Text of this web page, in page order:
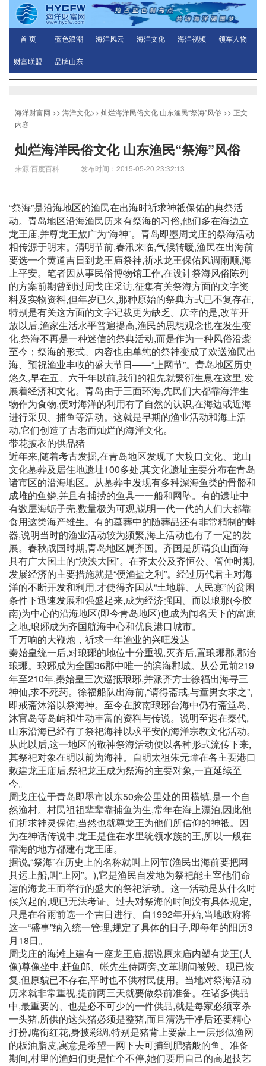
首 页 蓝色浪潮 海洋风云 海洋文化 海洋视频 领军人物
财富联盟 品牌山东
海洋财富网 >> 海洋文化>> 灿烂海洋民俗文化 山东渔民“祭海”风俗 >> 正文
内容
灿烂海洋民俗文化 山东渔民“祭海”风俗
来源:百度百科 发布时间：2015-05-20 23:32:13
“祭海”是沿海地区的渔民在出海时祈求神祗保佑的典祭活
动。青岛地区沿海渔民历来有祭海的习俗,他们多在海边立
龙王庙,并尊龙王敖广为“海神”。青岛即墨周戈庄的祭海活动
相传源于明末。清明节前,春汛来临,气候转暖,渔民在出海前
要选一个黄道吉日到龙王庙祭神,祈求龙王保佑风调雨顺,海
上平安。笔者因从事民俗博物馆工作,在设计祭海风俗陈列
的方案前期曾到过周戈庄采访,征集有关祭海方面的文字资
料及实物资料,但年岁已久,那种原始的祭典方式已不复存在,
特别是有关这方面的文字记载更为缺乏。庆幸的是,改革开
放以后,渔家生活水平普遍提高,渔民的思想观念也在发生变
化,祭海不再是一种迷信的祭典活动,而是作为一种风俗沿袭
至今；祭海的形式、内容也由单纯的祭神变成了欢送渔民出
海、预祝渔业丰收的盛大节日——“上网节”。青岛地区历史
悠久,早在五、六千年以前,我们的祖先就繁衍生息在这里,发
展着经济和文化。青岛由于三面环海,先民们大都靠海洋生
物作为食物,便对海洋的利用有了自然的认识,在海边或近海
进行采贝、捕鱼等活动。这就是早期的渔业活动和海上活
动,它们创造了古老而灿烂的海洋文化。
带花披衣的供品猪
近年来,随着考古发掘,在青岛地区发现了大坟口文化、龙山
文化墓葬及居住地遗址100多处,其文化遗址主要分布在青岛
诸市区的沿海地区。从墓葬中发现有多种深海鱼类的骨骼和
成堆的鱼鳞,并且有捕捞的鱼具一一船和网坠。有的遗址中
有数层海蛎子壳,数量极为可观,说明一代一代的人们大都靠
食用这类海产维生。有的墓葬中的随葬品还有非常精制的蚌
器,说明当时的渔业活动较为频繁,海上活动也有了一定的发
展。春秋战国时期,青岛地区属齐国。齐国是所谓负山面海
具有广大国土的“泱泱大国”。在齐太公及齐恒公、管仲时期,
发展经济的主要措施就是“便渔盐之利”。经过历代君主对海
洋的不断开发和利用,才使得齐国从“土地辟、人民寡”的贫困
条件下迅速发展和强盛起来,成为经济强国。而以琅那(今胶
南)为中心的沿海地区(即今青岛地区)也成为闻名天下的富庶
之地,琅琊成为齐国航海中心和优良港口城市。
千万响的大鞭炮，祈求一年渔业的兴旺发达
秦始皇统一后,对琅琊的地位十分重视,灭齐后,置琅琊郡,郡治
琅琊。琅琊成为全国36郡中唯一的滨海郡城。从公元前219
年至210年,秦始皇三次巡抵琅琊,并派齐方士徐福出海寻三
神仙,求不死药。徐福船队出海前,“请得斋戒,与童男女求之”,
即戒斋沐浴以祭海神。至今在胶南琅琊台海中仍有斋堂岛、
沐官岛等岛屿和生动丰富的资料与传说。说明至迟在秦代,
山东沿海已经有了祭祀海神以求平安的海洋宗教文化活动。
从此以后,这一地区的敬神祭海活动便以各种形式流传下来,
其祭祀对象在明以前为海神。自明太祖朱元璋在各主要港口
敕建龙王庙后,祭祀龙王成为祭海的主要对象,一直延续至
今。
周戈庄位于青岛即墨市以东50余公里处的田横镇,是一个自
然渔村。村民祖祖辈辈靠捕鱼为生,常年在海上漂泊,因此他
们祈求神灵保佑,当然也就尊龙王为他们所信仰的神祗。因
为在神话传说中,龙王是住在水里统领水族的王,所以一般在
靠海的地方都建有龙王庙。
据说,“祭海”在历史上的名称就叫上网节(渔民出海前要把网
具运上船,叫“上网”。),它是渔民自发地为祭祀能主宰他们命
运的海龙王而举行的盛大的祭祀活动。这一活动是从什么时
候兴起的,现已无法考证。过去对祭海的时间没有具体规定,
只是在谷雨前选一个吉日进行。自1992年开始,当地政府将
这一“盛事”纳入统一管理,规定了具体的日子,即每年的阳历3
月18日。
周戈庄的海滩上建有一座龙王庙,据说原来庙内塑有龙王(人
像)尊像坐中,赶鱼郎、帐先生侍两旁,文革期间被毁。现已恢
复,但原貌已不存在,平时也不供村民使用。当地对祭海活动
历来就非常重视,提前两三天就要做祭前准备。在诸多供品
中,最重要的、也是必不可少的一件供品,就是每家必须宰杀
一头猪,所供的这头猪必须是整猪,而且清洗干净后还要精心
打扮,嘴衔红花,身披彩绸,特别是猪背上要蒙上一层形似渔网
的板油脂皮,寓意是希望一网下去可捕到肥猪般的鱼。准备
期间,村里的渔妇们更是忙个不停,她们要用自己的高超技艺